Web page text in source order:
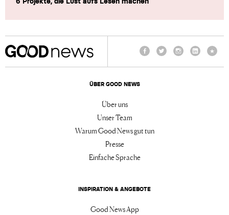
ÜBER GOOD NEWS
Über uns
Unser Team
Warum Good News gut tun
Presse
Einfache Sprache
INSPIRATION & ANGEBOTE
Good News App